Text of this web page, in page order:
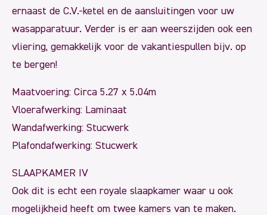
ernaast de C.V.-ketel en de aansluitingen voor uw
wasapparatuur. Verder is er aan weerszijden ook een
vliering, gemakkelijk voor de vakantiespullen bijv. op
te bergen!
Maatvoering: Circa 5.27 x 5.04m
Vloerafwerking: Laminaat
Wandafwerking: Stucwerk
Plafondafwerking: Stucwerk
SLAAPKAMER IV
Ook dit is echt een royale slaapkamer waar u ook
mogelijkheid heeft om twee kamers van te maken.